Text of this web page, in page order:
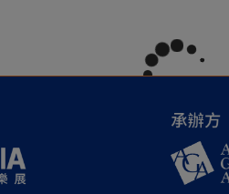
酒店與交通
演講嘉賓名錄
取消政策
新